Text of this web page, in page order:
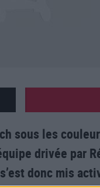
sous les
drivée par
donc mis